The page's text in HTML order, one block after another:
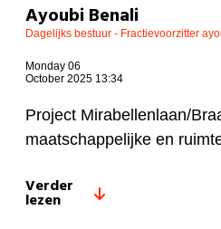
Ayoubi Benali
Dagelijks bestuur - Fractievoorzitter
Monday 06
October 2025 13:34
Project Mirabellenlaan/
maatschappelijke en
Verder
lezen